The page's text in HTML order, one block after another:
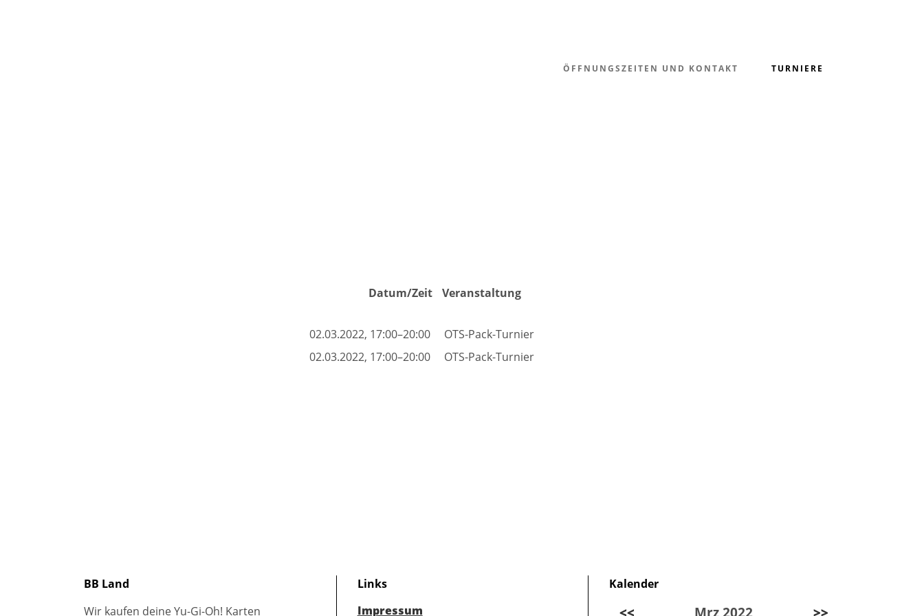
ÖFFNUNGSZEITEN UND KONTAKT TURNIERE
Datum/Zeit Veranstaltung
02.03.2022, 17:00–20:00
OTS-Pack-Turnier
02.03.2022, 17:00–20:00
OTS-Pack-Turnier
BB Land
Wir kaufen deine Yu-Gi-Oh! Karten
Links
Impressum
Kalender
<< Mrz 2022 >>